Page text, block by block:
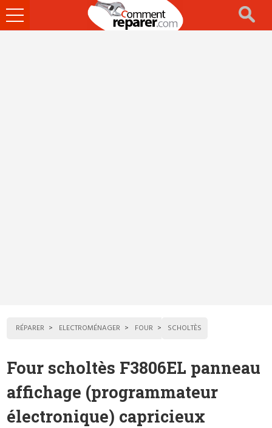
Ouvrir
le
RÉPARER ELECTROMÉNAGER FOUR SCHOLTÈS
Four scholtès F3806EL panneau
affichage (programmateur
électronique) capricieux